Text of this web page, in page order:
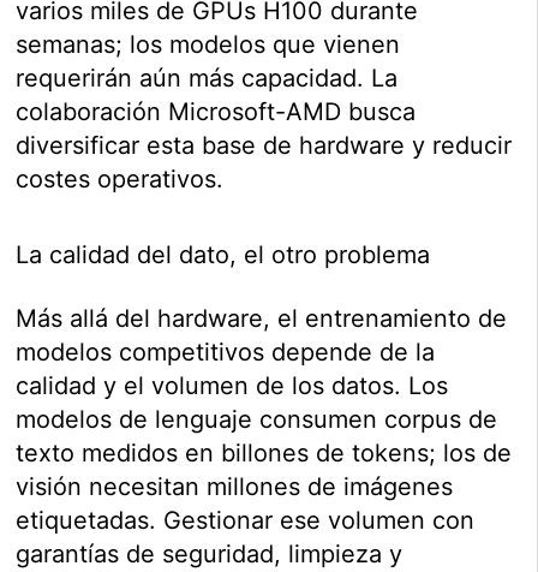
varios miles de GPUs H100 durante
semanas; los modelos que vienen
requerirán aún más capacidad. La
colaboración Microsoft-AMD busca
diversificar esta base de hardware y reducir
costes operativos.
La calidad del dato, el otro problema
Más allá del hardware, el entrenamiento de
modelos competitivos depende de la
calidad y el volumen de los datos. Los
modelos de lenguaje consumen corpus de
texto medidos en billones de tokens; los de
visión necesitan millones de imágenes
etiquetadas. Gestionar ese volumen con
garantías de seguridad, limpieza y